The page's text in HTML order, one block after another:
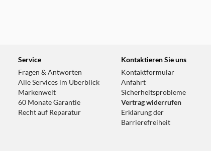
Service
Fragen & Antworten
Alle Services im Überblick
Markenwelt
60 Monate Garantie
Recht auf Reparatur
Kontaktieren Sie uns
Kontaktformular
Anfahrt
Sicherheitsprobleme
Vertrag widerrufen
Erklärung der
Barrierefreiheit